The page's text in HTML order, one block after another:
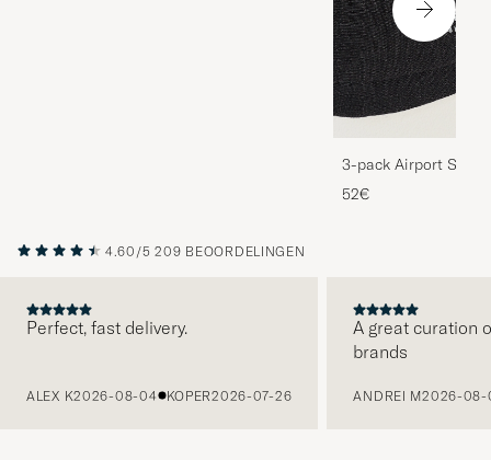
3-pack Airport
Melange
52€
4.60/5 209 BEOORDELINGEN
Perfect, fast delivery.
ALEX K2026-08-04 KOPER2026-07-26
A great curation
brands
ANDREI M2026-08-